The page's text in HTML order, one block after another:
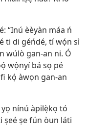
“Inú èèyàn máa ń
ti di géńdé, tí wọ́n sì
wúlò gan-an ni. Ó
wọ̀nyí bá sọ pé
kọ́ àwọn gan-an
nínú àpilẹ̀kọ tó
ṣeé ṣe fún òun láti